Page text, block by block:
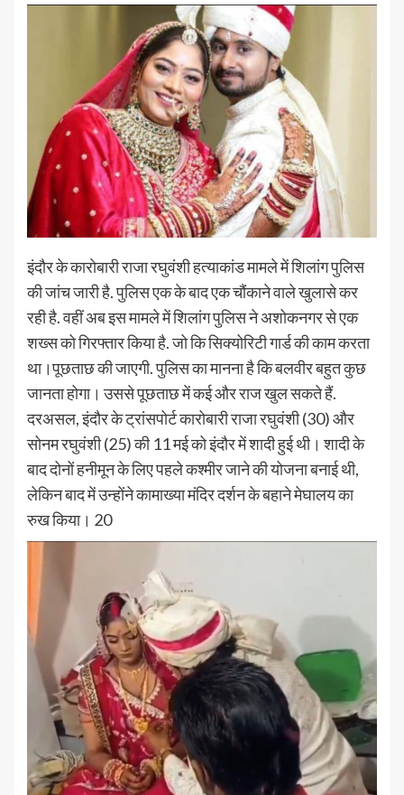
इंदौर के कारोबारी राजा रघुवंशी हत्याकांड मामले में शिलांग पुलिस
की जांच जारी है. पुलिस एक के बाद एक चौंकाने वाले खुलासे कर
रही है. वहीं अब इस मामले में शिलांग पुलिस ने अशोकनगर से एक
शख्स को गिरफ्तार किया है. जो कि सिक्योरिटी गार्ड की काम करता
था।पूछताछ की जाएगी. पुलिस का मानना है कि बलवीर बहुत कुछ
जानता होगा। उससे पूछताछ में कई और राज खुल सकते हैं.
दरअसल, इंदौर के ट्रांसपोर्ट कारोबारी राजा रघुवंशी (30) और
सोनम रघुवंशी (25) की 11 मई को इंदौर में शादी हुई थी। शादी के
बाद दोनों हनीमून के लिए पहले कश्मीर जाने की योजना बनाई थी,
लेकिन बाद में उन्होंने कामाख्या मंदिर दर्शन के बहाने मेघालय का
रुख किया। 20